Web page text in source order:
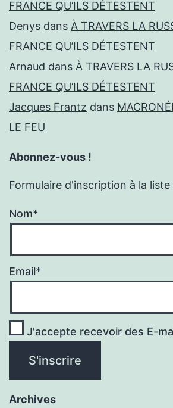
FRANCE QU’ILS DÉTESTENT
Denys dans À TRAVERS LA
FRANCE QU’ILS DÉTESTENT
Arnaud dans À TRAVERS LA
FRANCE QU’ILS DÉTESTENT
Jacques Frantz dans
LE FEU
Abonnez-vous !
Formulaire d'inscription à la
Nom*
Email*
J'accepte recevoir des E-
Archives